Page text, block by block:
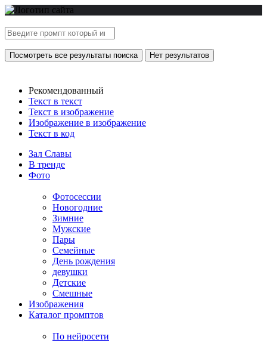
Посмотреть все результаты поиска Нет результатов
Рекомендованный
Текст в текст
Текст в изображение
Изображение в изображение
Текст в код
Зал Славы
В тренде
Фото
Фотосессии
Новогодние
Зимние
Мужские
Пары
Семейные
День рождения
девушки
Детские
Смешные
Изображения
Каталог промптов
По нейросети